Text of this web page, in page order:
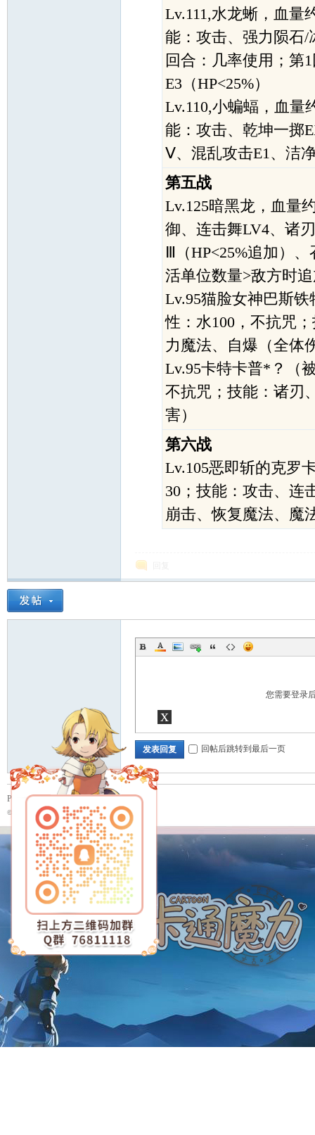
Lv.111,水龙蜥，血量
能：攻击、强力陨石/
回合：几率使用；第
E3（HP<25%）
Lv.110,小蝙蝠，血量
能：攻击、乾坤一掷
Ⅴ、混乱攻击E1、洁
第五战
Lv.125暗黑龙，血量
御、连击舞LV4、诸
Ⅲ（HP<25%追加）
活单位数量>敌方时
Lv.95猫脸女神巴斯
性：水100，不抗咒
力魔法、自爆（全体
Lv.95卡特卡普*？（
不抗咒；技能：诸刃
害）
第六战
Lv.105恶即斩的克罗
30；技能：攻击、连
崩击、恢复魔法、魔
您需要登录
发表回复 回帖后跳转到最后一页
Powered byDiscuz! X3.4
© 2001-2023Discuz! Team
x